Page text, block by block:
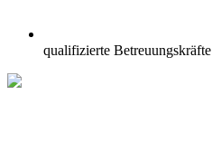
qualifizierte Betreuungskräfte